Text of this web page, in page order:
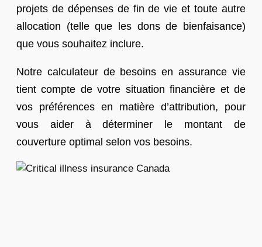
projets de dépenses de fin de vie et toute autre
allocation (telle que les dons de bienfaisance)
que vous souhaitez inclure.
Notre calculateur de besoins en assurance vie
tient compte de votre situation financière et de
vos préférences en matière d’attribution, pour
vous aider à déterminer le montant de
couverture optimal selon vos besoins.